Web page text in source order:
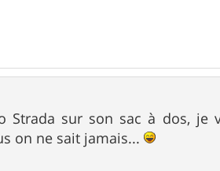
Strada sur son sac à dos, je
on ne sait jamais...